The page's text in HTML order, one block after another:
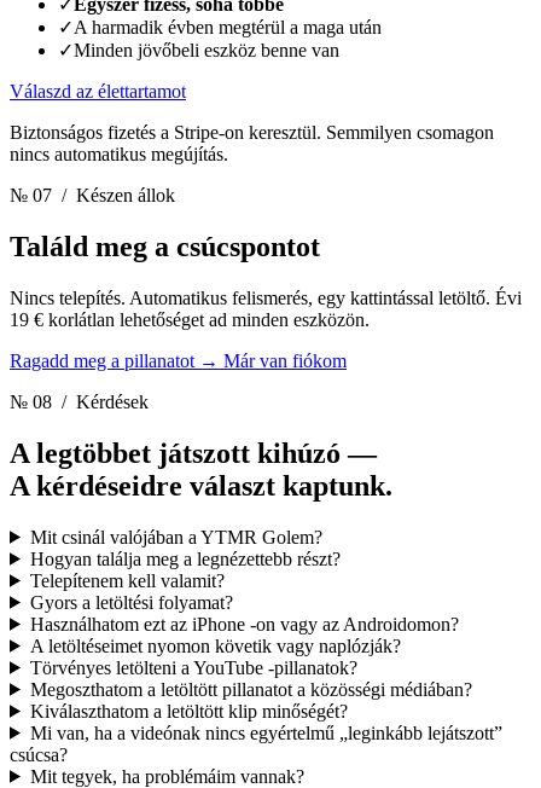
✓Egyszer fizess, soha többé
✓A harmadik évben megtérül a maga után
✓Minden jövőbeli eszköz benne van
Válaszd az élettartamot
Biztonságos fizetés a Stripe-on keresztül. Semmilyen csomagon
nincs automatikus megújítás.
№ 07 / Készen állok
Találd meg a csúcspontot
Nincs telepítés. Automatikus felismerés, egy kattintással letöltő. Évi
19 € korlátlan lehetőséget ad minden eszközön.
Ragadd meg a pillanatot → Már van fiókom
№ 08 / Kérdések
A legtöbbet játszott kihúzó —
A kérdéseidre választ kaptunk.
Mit csinál valójában a YTMR Golem?
Hogyan találja meg a legnézettebb részt?
Telepítenem kell valamit?
Gyors a letöltési folyamat?
Használhatom ezt az iPhone -on vagy az Androidomon?
A letöltéseimet nyomon követik vagy naplózják?
Törvényes letölteni a YouTube -pillanatok?
Megoszthatom a letöltött pillanatot a közösségi médiában?
Kiválaszthatom a letöltött klip minőségét?
Mi van, ha a videónak nincs egyértelmű „leginkább lejátszott”
csúcsa?
Mit tegyek, ha problémáim vannak?